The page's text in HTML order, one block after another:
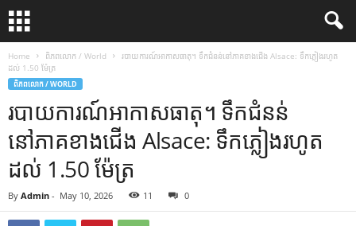
Home ពិភពលោក / World
របាយការណ៍អាកាសធាតុ។ ទឹកជំនន់នៅភាគខាងជើង Alsace: ទឹកភ្លៀងរហូត
ដល់ 1.50 ម៉ែត្រ
ពិភពលោក / WORLD
របាយការណ៍អាកាសធាតុ។ ទឹកជំនន់
នៅភាគខាងជើង Alsace: ទឹកភ្លៀងរហូត
ដល់ 1.50 ម៉ែត្រ
By Admin - May 10, 2026 11 0